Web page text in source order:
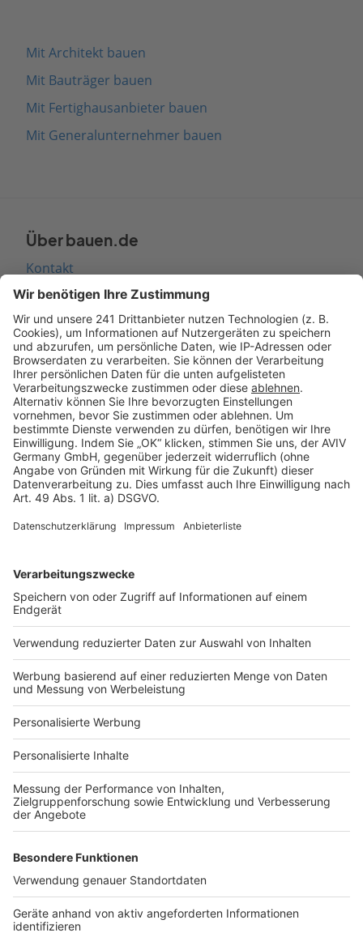
Mit Architekt bauen
Mit Bauträger bauen
Mit Fertighausanbieter bauen
Mit Generalunternehmer bauen
Über bauen.de
Kontakt
Seitenaufbau
Barrierefreiheit
Cookie Einstellungen
Rechtliches
AGB-Übersicht
Datenschutz
Impressum
Services
Bauprojekt-Quiz
Häuser-Suche
Hausanbieter-Suche
Bauprojekt-Profil
Für Unternehmen
Ihre Baufirma auf bauen.de
Kostenloses Infogespräch